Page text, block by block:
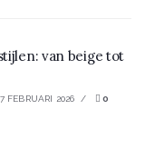
van beige tot
FEBRUARI 2026 0